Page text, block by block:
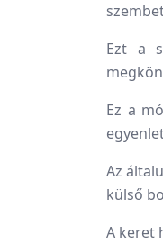
Ezt a
Ez a
Az
külső
A keret